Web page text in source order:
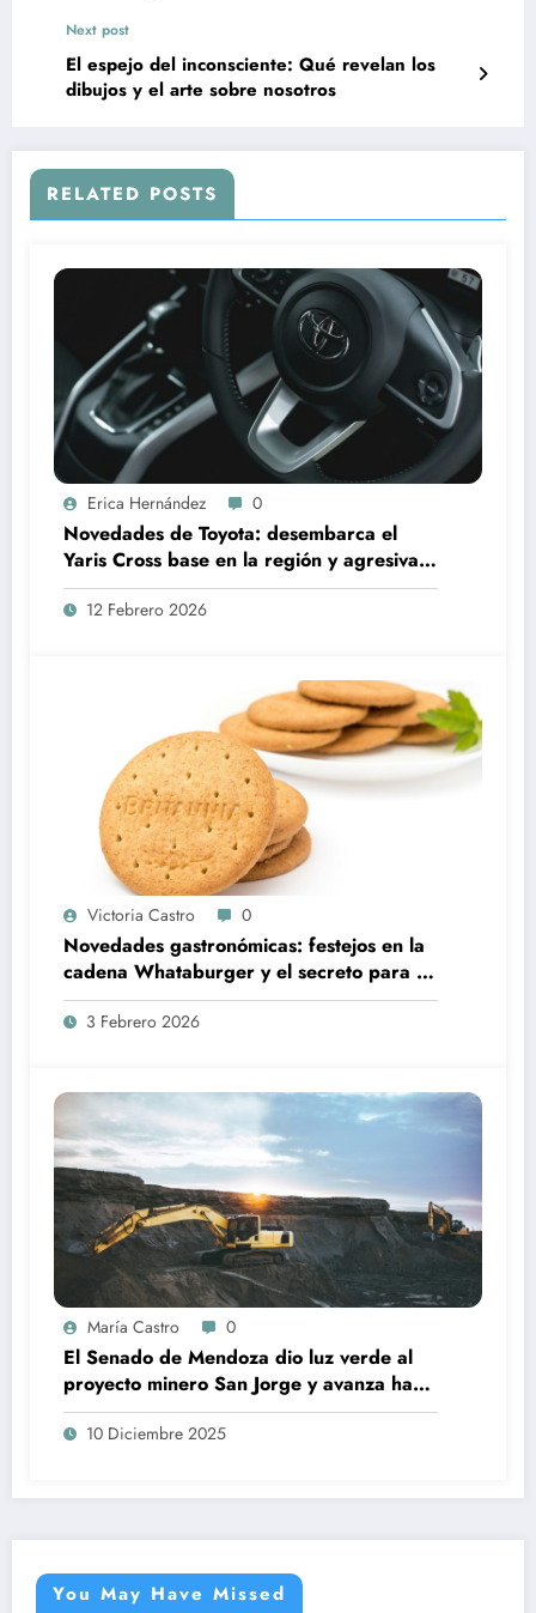
Next post
El espejo del inconsciente: Qué revelan los
dibujos y el arte sobre nosotros
RELATED POSTS
Erica Hernández 0
Novedades de Toyota: desembarca el
Yaris Cross base en la región y agresiva
estrategia de precios para sus eléctricos
12 Febrero 2026
Victoria Castro 0
Novedades gastronómicas: festejos en la
cadena Whataburger y el secreto para un
bizcochuelo integral perfecto
3 Febrero 2026
María Castro 0
El Senado de Mendoza dio luz verde al
proyecto minero San Jorge y avanza hacia
su etapa final
10 Diciembre 2025
You May Have Missed